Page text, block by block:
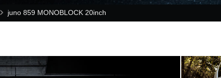
juno 859 MONOBLOCK 20inch